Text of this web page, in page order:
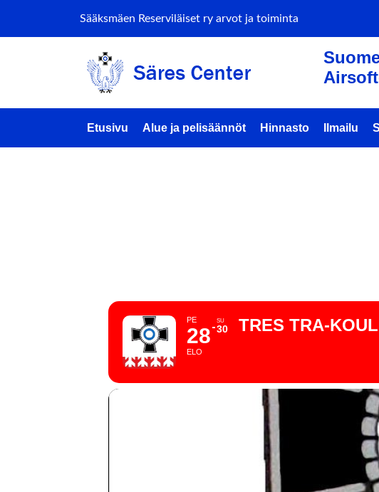
Sääksmäen Reserviläiset ry arvot ja toiminta
Etusivu Alue ja pelisäännöt Hinnasto Ilmailu
PE
28
ELO
SU
30 TRES TRA-